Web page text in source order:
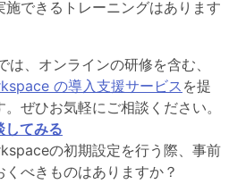
施できるトレーニングはあります
は、オンラインの研修を含む、
の導入支援サービス を提
ぜひお気軽にご相談ください。
てみる
の初期設定を行う際、事前
くべきものはありますか？